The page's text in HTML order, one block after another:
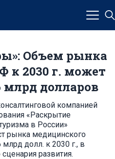
Объем рынка
к 2030 г. может
млрд долларов
компанией
«Раскрытие
в России»
рынка медицинского
долл. к 2030 г., в
развития.